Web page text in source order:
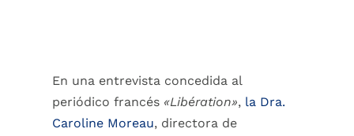
En una entrevista concedida al
periódico francés «Libération», la Dra.
Caroline Moreau, directora de